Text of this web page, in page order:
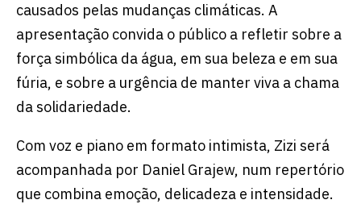
causados pelas mudanças climáticas. A
apresentação convida o público a refletir sobre a
força simbólica da água, em sua beleza e em sua
fúria, e sobre a urgência de manter viva a chama
da solidariedade.
Com voz e piano em formato intimista, Zizi será
acompanhada por Daniel Grajew, num repertório
que combina emoção, delicadeza e intensidade.